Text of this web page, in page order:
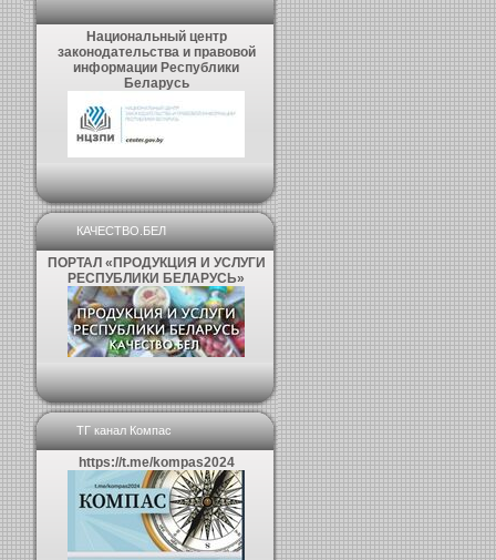
Национальный центр
законодательства и правовой
информации Республики
Беларусь
КАЧЕСТВО.БЕЛ
ПОРТАЛ «ПРОДУКЦИЯ И УСЛУГИ
РЕСПУБЛИКИ БЕЛАРУСЬ»
ТГ канал Компас
https://t.me/kompas2024